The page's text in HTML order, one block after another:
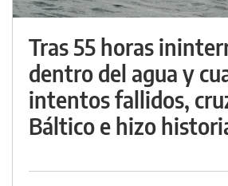
Tras 55 horas
dentro del agua y
intentos fallidos,
Báltico e hizo